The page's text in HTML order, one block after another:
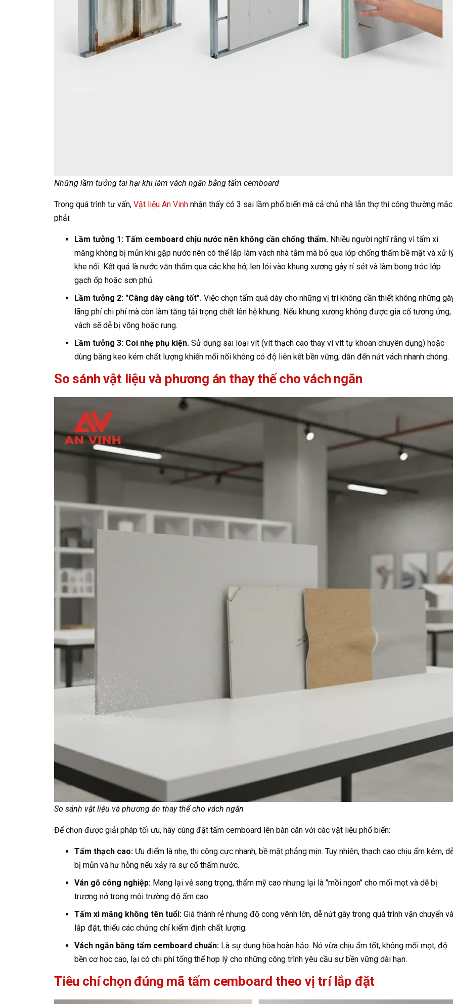
Những lầm tưởng tai hại khi làm vách ngăn bằng tấm cemboard
Trong quá trình tư vấn, Vật liệu An Vinh nhận thấy có 3 sai lầm phổ biến mà cả chủ nhà lẫn thợ thi công thường mắc
phải:
Lầm tưởng 1: Tấm cemboard chịu nước nên không cần chống thấm. Nhiều người nghĩ rằng vì tấm xi
măng không bị mủn khi gặp nước nên có thể lắp làm vách nhà tắm mà bỏ qua lớp chống thấm bề mặt và xử
khe nối. Kết quả là nước vẫn thấm qua các khe hở, len lỏi vào khung xương gây rỉ sét và làm bong tróc lớp
gạch ốp hoặc sơn phủ.
Lầm tưởng 2: "Càng dày càng tốt". Việc chọn tấm quá dày cho những vị trí không cần thiết không những
lãng phí chi phí mà còn làm tăng tải trọng chết lên hệ khung. Nếu khung xương không được gia cố tương ứng,
vách sẽ dễ bị võng hoặc rung.
Lầm tưởng 3: Coi nhẹ phụ kiện. Sử dụng sai loại vít (vít thạch cao thay vì vít tự khoan chuyên dụng) hoặc
dùng băng keo kém chất lượng khiến mối nối không có độ liên kết bền vững, dẫn đến nứt vách nhanh chóng.
So sánh vật liệu và phương án thay thế cho vách ngăn
So sánh vật liệu và phương án thay thế cho vách ngăn
Để chọn được giải pháp tối ưu, hãy cùng đặt tấm cemboard lên bàn cân với các vật liệu phổ biến:
Tấm thạch cao: Ưu điểm là nhẹ, thi công cực nhanh, bề mặt phẳng mịn. Tuy nhiên, thạch cao chịu ẩm kém,
bị mủn và hư hỏng nếu xảy ra sự cố thấm nước.
Ván gỗ công nghiệp: Mang lại vẻ sang trọng, thẩm mỹ cao nhưng lại là "mồi ngon" cho mối mọt và dễ bị
trương nở trong môi trường độ ẩm cao.
Tấm xi măng không tên tuổi: Giá thành rẻ nhưng độ cong vênh lớn, dễ nứt gãy trong quá trình vận chuyển và
lắp đặt, thiếu các chứng chỉ kiểm định chất lượng.
Vách ngăn bằng tấm cemboard chuẩn: Là sự dung hòa hoàn hảo. Nó vừa chịu ẩm tốt, không mối mọt, độ
bền cơ học cao, lại có chi phí tổng thể hợp lý cho những công trình yêu cầu sự bền vững dài hạn.
Tiêu chí chọn đúng mã tấm cemboard theo vị trí lắp đặt